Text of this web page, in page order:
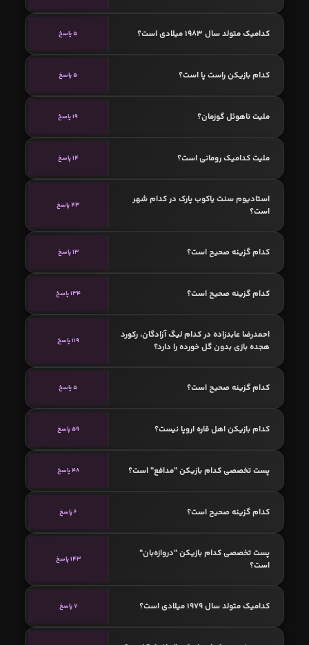
کدامیک متولد سال 1983 میلادی است؟ 5 پاسخ
کدام بازیکن راست پا است؟ 5 پاسخ
ملیت ناهوئل گوزمان؟ 19 پاسخ
ملیت کدامیک رومانی است؟ 14 پاسخ
استادیوم سنت یاکوب پارک در کدام شهر
است؟
43 پاسخ
کدام گزینه صحیح است؟ 13 پاسخ
کدام گزینه صحیح است؟ 134 پاسخ
احمدرضا عابدزاده در کدام لیگ آزادگان، رکورد
هجده بازی بدون گل خورده را دارد؟
119 پاسخ
کدام گزینه صحیح است؟ 5 پاسخ
کدام بازیکن اهل قاره اروپا نیست؟ 59 پاسخ
پست تخصصی کدام بازیکن "مدافع" است؟ 48 پاسخ
کدام گزینه صحیح است؟ 6 پاسخ
پست تخصصی کدام بازیکن "دروازه‌بان"
است؟
143 پاسخ
کدامیک متولد سال 1979 میلادی است؟ 7 پاسخ